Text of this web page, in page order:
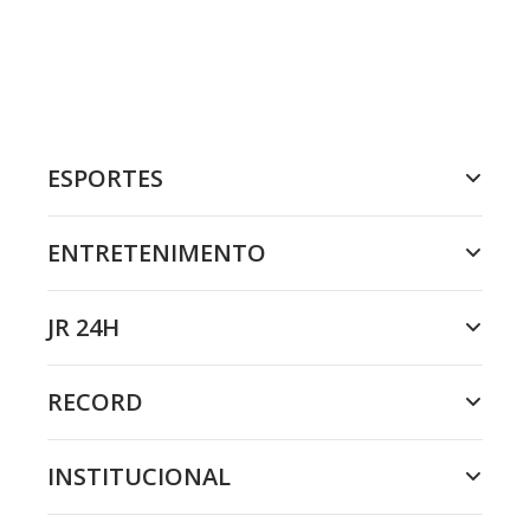
ESPORTES
ENTRETENIMENTO
JR 24H
RECORD
INSTITUCIONAL